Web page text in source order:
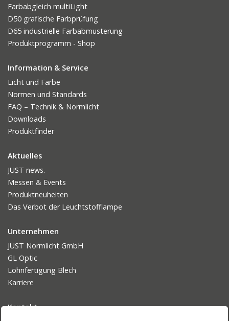
Farbabgleich multiLight
D50 grafische Farbprüfung
D65 industrielle Farbabmusterung
Produktprogramm - Shop
Information & Service
Licht und Farbe
Normen und Standards
FAQ – Technik & Normlicht
Downloads
Produktfinder
Aktuelles
JUST news.
Messen & Events
Produktneuheiten
Das Verbot der Leuchtstofflampe
Unternehmen
JUST Normlicht GmbH
GL Optic
Lohnfertigung Blech
Karriere
Kontakt